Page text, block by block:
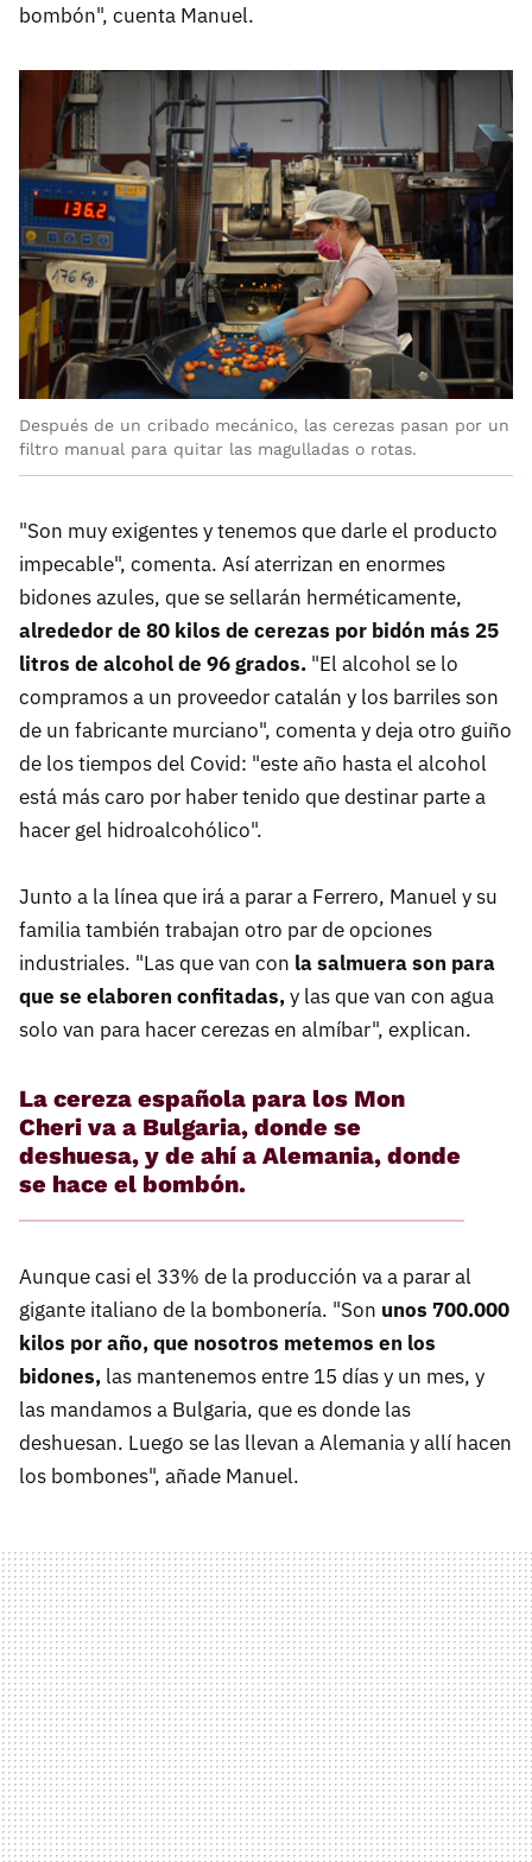
bombón", cuenta Manuel.
Después de un cribado mecánico, las cerezas pasan por un
filtro manual para quitar las magulladas o rotas.
"Son muy exigentes y tenemos que darle el producto
impecable", comenta. Así aterrizan en enormes
bidones azules, que se sellarán herméticamente,
alrededor de 80 kilos de cerezas por bidón más 25
litros de alcohol de 96 grados. "El alcohol se lo
compramos a un proveedor catalán y los barriles son
de un fabricante murciano", comenta y deja otro guiño
de los tiempos del Covid: "este año hasta el alcohol
está más caro por haber tenido que destinar parte a
hacer gel hidroalcohólico".
Junto a la línea que irá a parar a Ferrero, Manuel y su
familia también trabajan otro par de opciones
industriales. "Las que van con la salmuera son para
que se elaboren confitadas,y las que van con agua
solo van para hacer cerezas en almíbar", explican.
La cereza española para los Mon
Cheri va a Bulgaria, donde se
deshuesa, y de ahí a Alemania, donde
se hace el bombón.
Aunque casi el 33% de la producción va a parar al
gigante italiano de la bombonería. "Son unos 700.000
kilos por año, que nosotros metemos en los
bidones, las mantenemos entre 15 días y un mes, y
las mandamos a Bulgaria, que es donde las
deshuesan. Luego se las llevan a Alemania y allí hacen
los bombones", añade Manuel.